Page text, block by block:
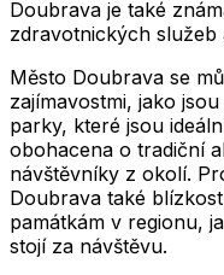
Doubrava je také
zdravotnických služeb
Město Doubrava se
zajímavostmi, jako
parky, které jsou
obohacena o tradiční
návštěvníky z okolí.
Doubrava také
památkám v regionu,
stojí za návštěvu.